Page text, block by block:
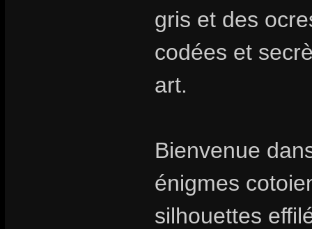
gris et des
codées et
art.
Bienvenue
énigmes
silhouettes